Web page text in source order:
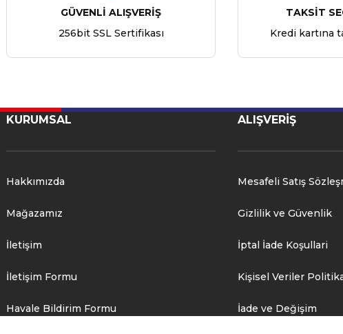
GÜVENLİ ALIŞVERİŞ
256bit SSL Sertifikası
TAKSİT
Kredi kartına
KURUMSAL
Hakkımızda
Mağazamız
İletişim
İletişim Formu
Havale Bildirim Formu
ALIŞVERİŞ
Mesafeli Satış
Gizlilik ve Güvenlik
İptal İade Koşullari
Kişisel Veriler
İade ve Değişim